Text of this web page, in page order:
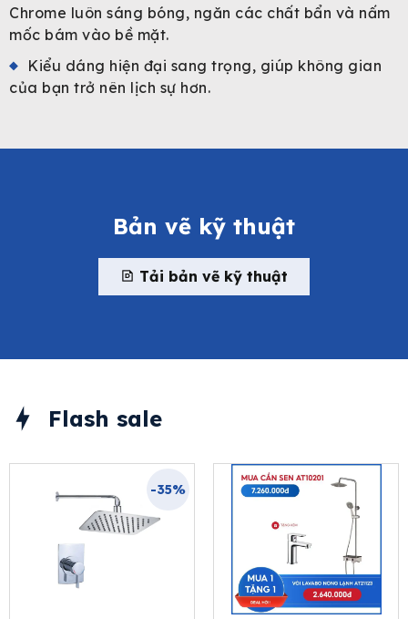
Chrome luôn sáng bóng, ngăn các chất bẩn và nấm
mốc bám vào bề mặt.
Kiểu dáng hiện đại sang trọng, giúp không gian
của bạn trở nên lịch sự hơn.
Bản vẽ kỹ thuật
Tải bản vẽ kỹ thuật
Flash sale
-35%